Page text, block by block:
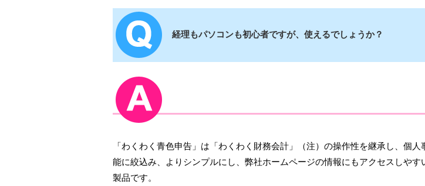
経理もパソコンも初心者ですが、使えるでしょうか？
「わくわく青色申告」は「わくわく財務会計」（注）の操作性を継承し、個
能に絞込み、よりシンプルにし、弊社ホームページの情報にもアクセスしやす
製品です。